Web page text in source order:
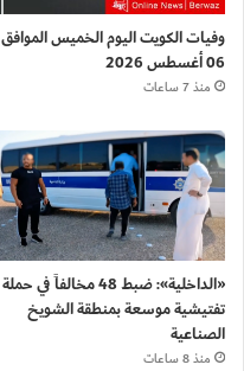
وفيات الكويت اليوم الخميس الموافق
06 أغسطس 2026
منذ 7 ساعات
«الداخلية»: ضبط 48 مخالفاً في حملة
تفتيشية موسعة بمنطقة الشويخ
الصناعية
منذ 8 ساعات